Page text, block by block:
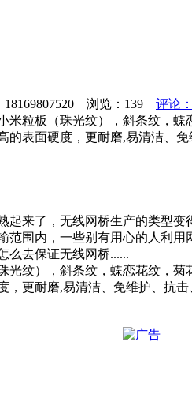
浏览： 139
评论
粒板（珠光纹），斜条纹，
表面硬度，更耐磨,易清洁、
来了，无线网桥生产的类型
围内，一些别有用心的人利
么去保证无线网桥......
纹），斜条纹，蝶恋花纹，
更耐磨,易清洁、免维护、抗